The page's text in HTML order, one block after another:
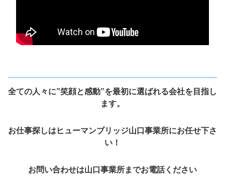
全ての人々に”笑顔と感動”を最初に選ばれる会社を目指し
ます。
お仕事探しはヒューマンブリッジ山口事業所にお任せ下さ
い！
お問い合わせは山口事業所までお電話ください